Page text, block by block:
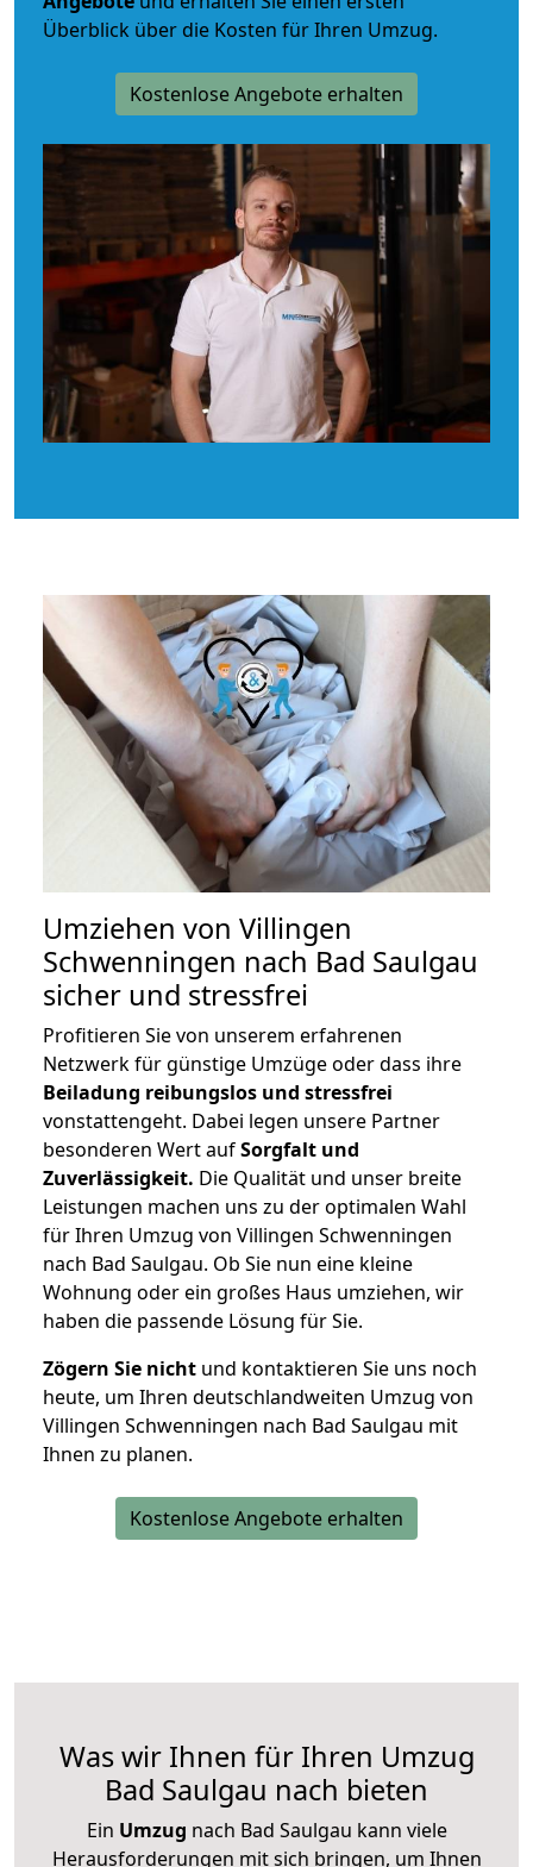
Überblick über die Kosten für Ihren Umzug.
Kostenlose Angebote erhalten
Umziehen von Villingen
Schwenningen nach Bad Saulgau
sicher und stressfrei
Profitieren Sie von unserem erfahrenen
Netzwerk für günstige Umzüge oder dass ihre
Beiladung reibungslos und stressfrei
vonstattengeht. Dabei legen unsere Partner
besonderen Wert aufSorgfalt und
Zuverlässigkeit. Die Qualität und unser breite
Leistungen machen uns zu der optimalen Wahl
für Ihren Umzug von Villingen Schwenningen
nach Bad Saulgau. Ob Sie nun eine kleine
Wohnung oder ein großes Haus umziehen, wir
haben die passende Lösung für Sie.
Zögern Sie nicht und kontaktieren Sie uns noch
heute, um Ihren deutschlandweiten Umzug von
Villingen Schwenningen nach Bad Saulgau mit
Ihnen zu planen.
Kostenlose Angebote erhalten
Was wir Ihnen für Ihren Umzug
Bad Saulgau nach bieten
Ein Umzug nach Bad Saulgau kann viele
Herausforderungen mit sich bringen, um Ihnen